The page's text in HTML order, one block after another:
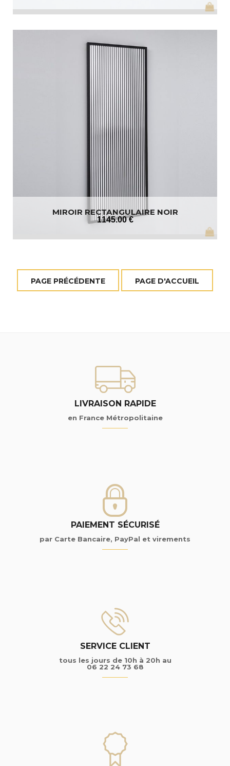
MIROIR RECTANGULAIRE NOIR
1145.00 €
LIVRAISON RAPIDE
en France Métropolitaine
PAIEMENT SÉCURISÉ
par Carte Bancaire, PayPal et virements
SERVICE CLIENT
tous les jours de 10h à 20h au
06 22 24 73 68